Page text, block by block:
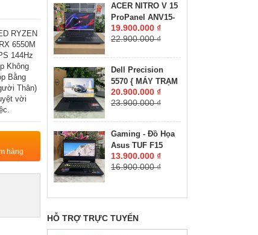
16GB SSD 512GB
RTX 2050 4GB
GDDR6 MÀN HÌNH
ACER NITRO V 15
ProPanel ANV15-
41-R7CR Máy
LikeNew-Còn Bảo
16GB SSD 512GB
RTX 4050 6GB
GDDR6 VRAM
15.6''IPS 180Hz.
19.900.000 ₫
22.900.000 ₫
Dell Precision
5570 { MÁY TRẠM
ĐỒ HỌA GIÁ RẺ }
CORE I7-12800H
Quadro RTX
A1000 4GB GDDR6
MÀN HÌNH : 15.6″
20.900.000 ₫
23.900.000 ₫
Gaming - Đồ Họa
Asus TUF F15
FX506HC-HN144W
CORE I5-11400H
15.6″ 144Hz
13.900.000 ₫
16.900.000 ₫
HỖ TRỢ TRỰC TUYẾN
RYZEN
6550M
144Hz
Không
Bằng
Thân)
vời
hàng